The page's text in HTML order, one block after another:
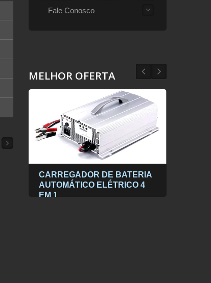
Fale Conosco
MELHOR OFERTA
CARREGADOR DE BATERIA
AUTOMÁTICO ELÉTRICO 4
EM 1